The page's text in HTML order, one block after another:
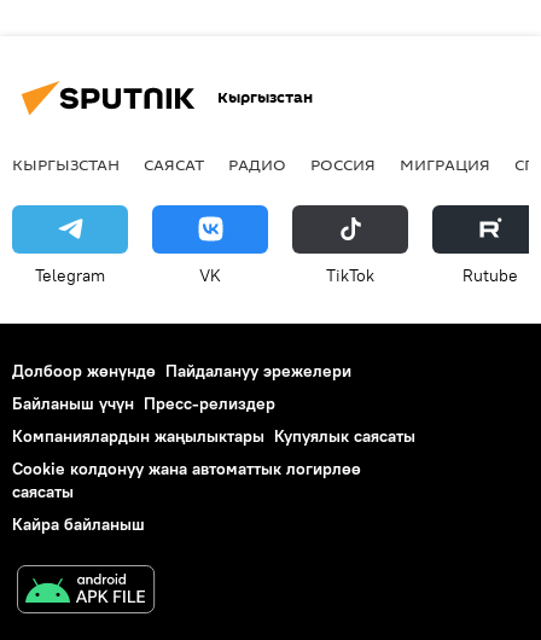
Кыргызстан
КЫРГЫЗСТАН САЯСАТ РАДИО РОССИЯ МИГРАЦИЯ
Telegram VK ТikТоk Rutube
Долбоор жөнүндө Пайдалануу эрежелери
Байланыш үчүн Пресс-релиздер
Компаниялардын жаңылыктары Купуялык саясаты
Cookie колдонуу жана автоматтык логирлөө
саясаты
Кайра байланыш